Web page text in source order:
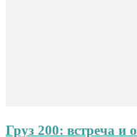
Груз 200: встреча и